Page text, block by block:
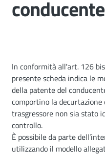
conducente
Dettagli
In conformità all'art. 126
presente scheda indica le
della patente del
comportino la
trasgressore non sia stato
controllo.
È possibile da parte
utilizzando il modello